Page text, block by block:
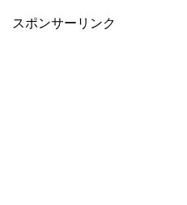
スポンサーリンク